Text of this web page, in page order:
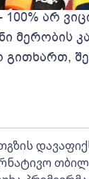
არ
მერობის